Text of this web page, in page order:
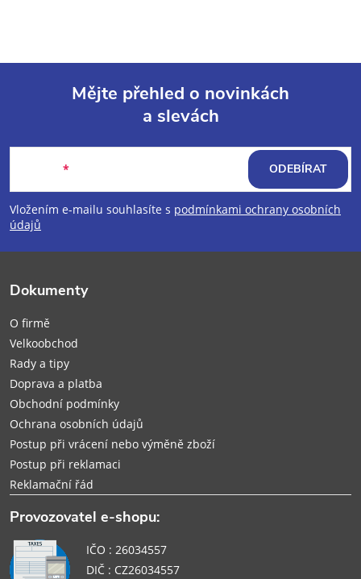
p
a
Mějte přehled o novinkách
a slevách
Vložením e-mailu souhlasíte s podmínkami ochrany osobních
údajů
ODEBÍRAT
Dokumenty
O firmě
Velkoobchod
Rady a tipy
Doprava a platba
Obchodní podmínky
Ochrana osobních údajů
Postup při vrácení nebo výměně zboží
Postup při reklamaci
Reklamační řád
Provozovatel e-shopu:
IČO : 26034557
DIČ : CZ26034557